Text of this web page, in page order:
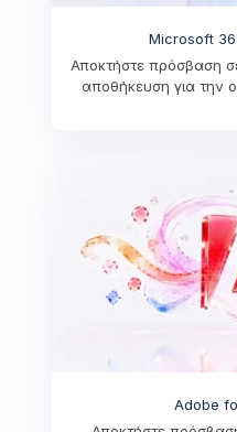
Microsoft
Αποκτήστε πρόσβαση
αποθήκευση για την
Adobe